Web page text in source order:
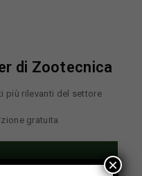
di Zootecnica
più rilevanti del settore
gratuita
×